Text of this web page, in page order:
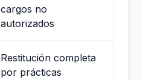
cargos no
autorizados
Restitución completa
por prácticas